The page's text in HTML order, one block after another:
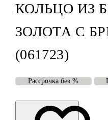
КОЛЬЦО ИЗ
ЗОЛОТА С
(061723)
Рассрочка без %